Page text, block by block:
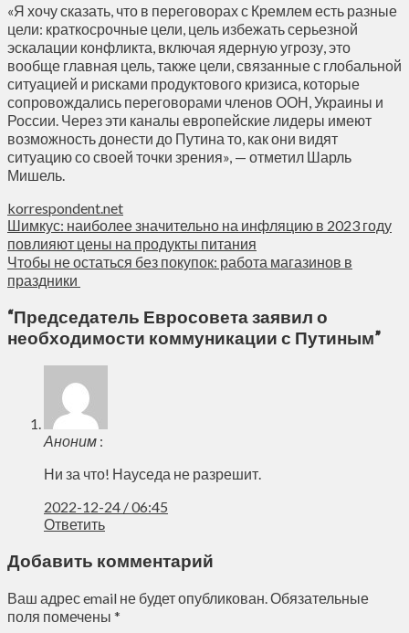
«Я хочу сказать, что в переговорах с Кремлем есть разные
цели: краткосрочные цели, цель избежать серьезной
эскалации конфликта, включая ядерную угрозу, это
вообще главная цель, также цели, связанные с глобальной
ситуацией и рисками продуктового кризиса, которые
сопровождались переговорами членов ООН, Украины и
России. Через эти каналы европейские лидеры имеют
возможность донести до Путина то, как они видят
ситуацию со своей точки зрения», — отметил Шарль
Мишель.
korrespondent.net
Шимкус: наиболее значительно на инфляцию в 2023 году
повлияют цены на продукты питания
Чтобы не остаться без покупок: работа магазинов в
праздники
“Председатель Евросовета заявил о
необходимости коммуникации с Путиным”
Аноним :
Ни за что! Науседа не разрешит.
2022-12-24 / 06:45
Ответить
Добавить комментарий
Ваш адрес email не будет опубликован. Обязательные
поля помечены *